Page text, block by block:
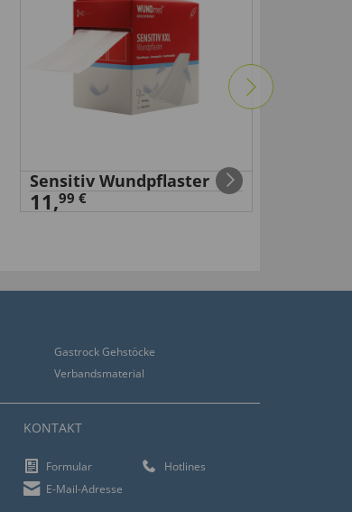
Sensitiv Wundpflaster
11,99 €
Gastrock Gehstöcke
Verbandsmaterial
KONTAKT
Formular
Hotlines
E-Mail-Adresse